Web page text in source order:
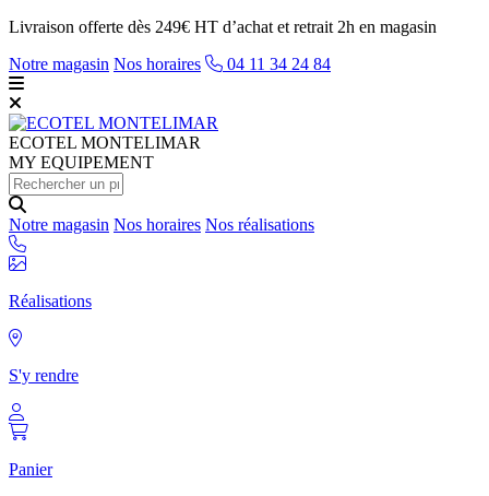
Livraison offerte dès 249€ HT d’achat et retrait 2h en magasin
Notre magasin Nos horaires 04 11 34 24 84
ECOTEL MONTELIMAR
MY EQUIPEMENT
Notre magasin Nos horaires Nos réalisations
Réalisations
S'y rendre
Panier